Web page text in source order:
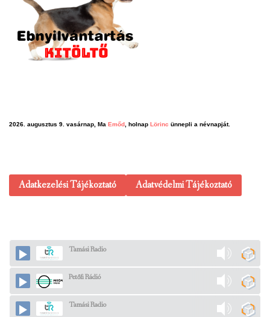
2026. augusztus 9. vasárnap, Ma Emőd, holnap Lörinc ünnepli a névnapját.
Adatkezelési Tájékoztató Adatvédelmi Tájékoztató
Tamási Radio
Petőfi Rádió
Tamási Radio